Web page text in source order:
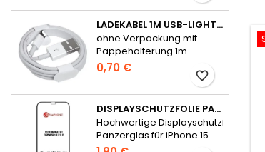
LADEKABEL 1M USB-LIGHTNING WIE APPLE ORIGINAL OHNE VERPACKUNG
ohne Verpackung mit
Pappehalterung 1m
0,70 €
favorite_border
DISPLAYSCHUTZFOLIE PANZERGLAS FÜR IPHONE 15 SERIE FULL GLUE
Hochwertige Displayschutzfolie
Panzerglas für iPhone 15
Serie Full Glue